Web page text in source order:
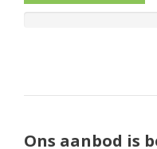
Ons aanbod is